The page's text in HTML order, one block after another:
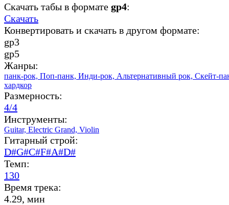
Скачать табы в формате gp4:
Скачать
Конвертировать и скачать в другом формате:
gp3
gp5
Жанры:
панк-рок, Поп-панк, Инди-рок, Альтернативный рок, Скейт-
хардкор
Размерность:
4/4
Инструменты:
Guitar, Electric Grand, Violin
Гитарный строй:
D#G#C#F#A#D#
Темп:
130
Время трека:
4.29, мин